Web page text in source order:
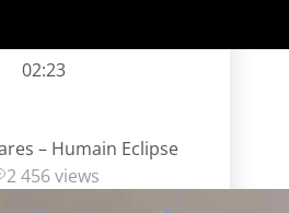
02:23
– Humain Eclipse
2 456 views